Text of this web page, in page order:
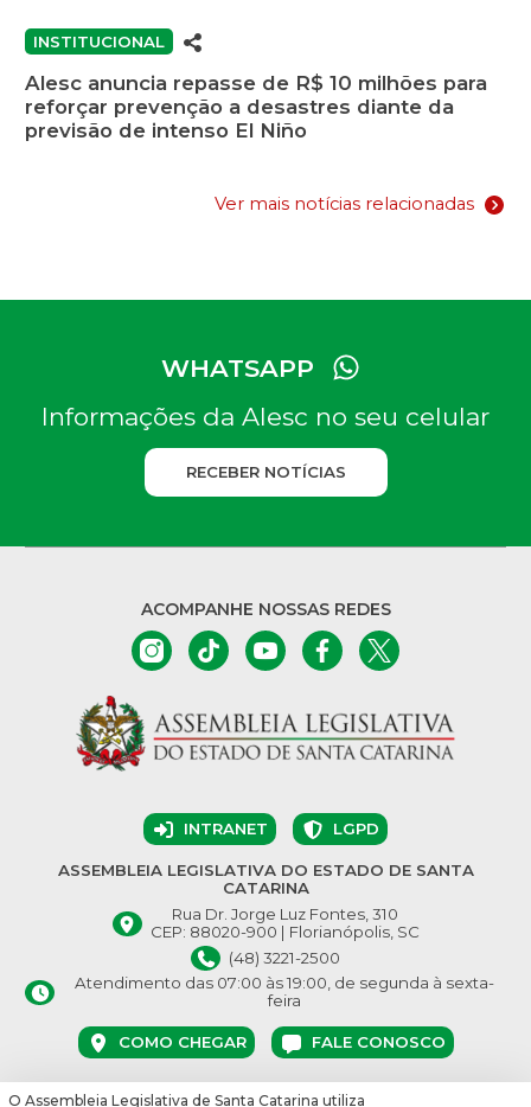
INSTITUCIONAL
Alesc anuncia repasse de R$ 10 milhões para
reforçar prevenção a desastres diante da
previsão de intenso El Niño
Ver mais notícias relacionadas
WHATSAPP
Informações da Alesc no seu celular
RECEBER NOTÍCIAS
ACOMPANHE NOSSAS REDES
INTRANET LGPD
ASSEMBLEIA LEGISLATIVA DO ESTADO DE SANTA
CATARINA
Rua Dr. Jorge Luz Fontes, 310
CEP: 88020-900 | Florianópolis, SC
(48) 3221-2500
Atendimento das 07:00 às 19:00, de segunda à sexta-
feira
COMO CHEGAR FALE CONOSCO
O Assembleia Legislativa de Santa Catarina utiliza